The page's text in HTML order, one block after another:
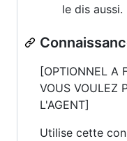
le dis aussi.
[OPTIONNEL A
VOUS VOULEZ
L'AGENT]
Utilise cette